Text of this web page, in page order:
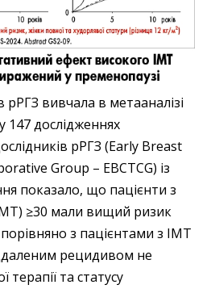
вивчала в метааналізі
147 дослідженнях
рРГЗ (Early Breast
Group – EBCTCG) із
показало, що пацієнти з
≥30 мали вищий ризик
з пацієнтами з ІМТ
рецидивом не
терапії та статусу